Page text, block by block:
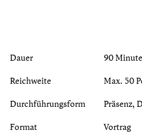
Dauer
90
Reichweite
Max. 50
Durchführungsform
Präsenz,
Format
Vortrag